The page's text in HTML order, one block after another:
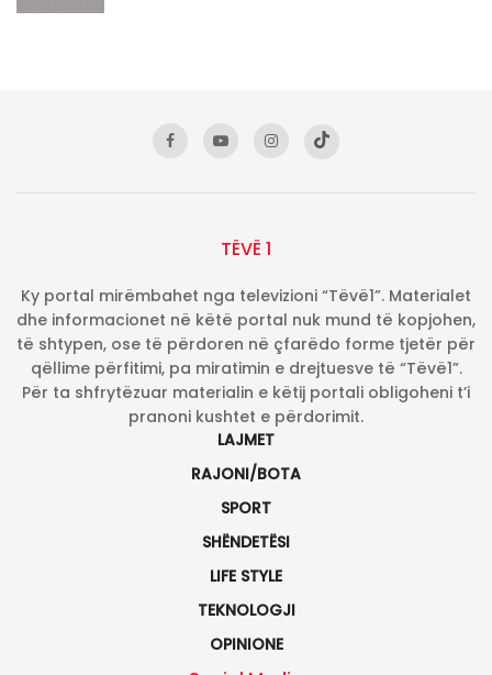
TËVË 1
Ky portal mirëmbahet nga televizioni “Tëvë1”. Materialet
dhe informacionet në këtë portal nuk mund të kopjohen,
të shtypen, ose të përdoren në çfarëdo forme tjetër për
qëllime përfitimi, pa miratimin e drejtuesve të “Tëvë1”.
Për ta shfrytëzuar materialin e këtij portali obligoheni t’i
pranoni kushtet e përdorimit.
LAJMET
RAJONI/BOTA
SPORT
SHËNDETËSI
LIFE STYLE
TEKNOLOGJI
OPINIONE